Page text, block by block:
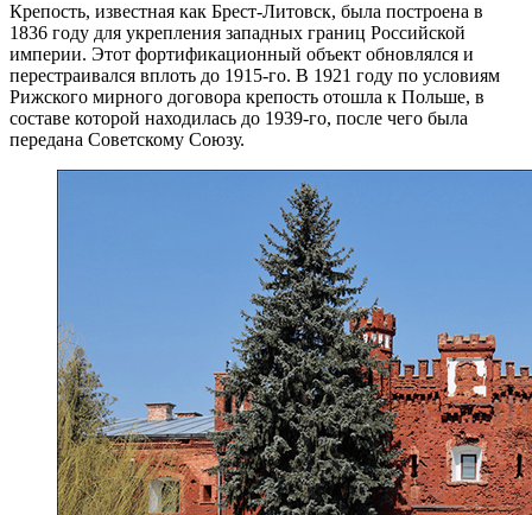
Крепость, известная как Брест-Литовск, была построена в
1836 году для укрепления западных границ Российской
империи. Этот фортификационный объект обновлялся и
перестраивался вплоть до 1915-го. В 1921 году по условиям
Рижского мирного договора крепость отошла к Польше, в
составе которой находилась до 1939-го, после чего была
передана Советскому Союзу.